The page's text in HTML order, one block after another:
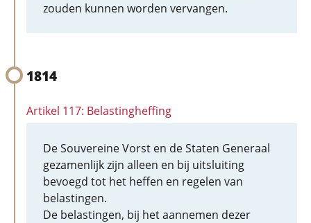
zouden kunnen worden vervangen.
1814
Artikel 117: Belastingheffing
De Souvereine Vorst en de Staten Generaal
gezamenlijk zijn alleen en bij uitsluiting
bevoegd tot het heffen en regelen van
belastingen.
De belastingen, bij het aannemen dezer